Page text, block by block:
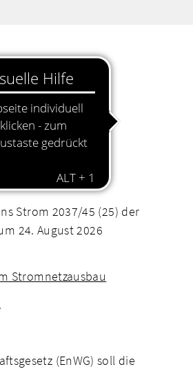
Strom 2037/45 (25) der
24. August 2026
Stromnetzausbau
(EnWG) soll die